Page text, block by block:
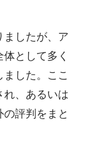
ましたが、ア
として多く
した。ここ
れ、あるいは
評判をまと